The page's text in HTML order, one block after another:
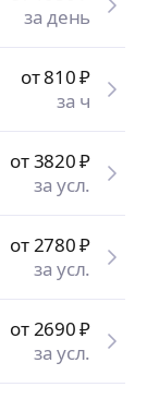
за день
от 810₽
за ч
от 3820₽
за усл.
от 2780₽
за усл.
от 2690₽
за усл.